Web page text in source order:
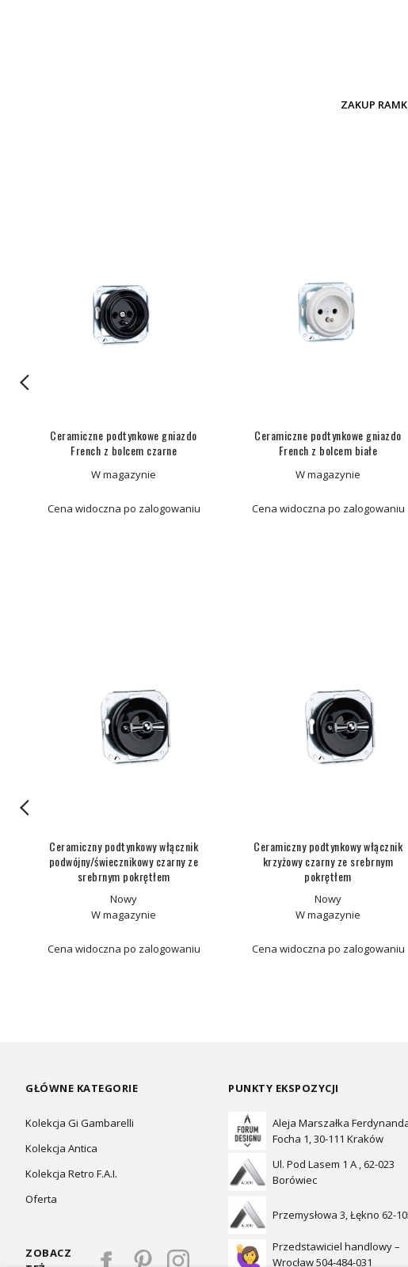
ZAKUP
Ceramiczne podtynkowe gniazdo
French z bolcem czarne
W magazynie
Cena widoczna po zalogowaniu
Ceramiczne podtynkowe gniazdo
French z bolcem białe
W magazynie
Cena widoczna po zalogowaniu
Ceramiczny podtynkowy włącznik
podwójny/świecznikowy czarny ze
srebrnym pokrętłem
Nowy
W magazynie
Cena widoczna po zalogowaniu
Ceramiczny podtynkowy włącznik
krzyżowy czarny ze srebrnym
pokrętłem
Nowy
W magazynie
Cena widoczna po zalogowaniu
GŁÓWNE KATEGORIE
Kolekcja Gi Gambarelli
Kolekcja Antica
Kolekcja Retro F.A.I.
Oferta
ZOBACZ
PUNKTY EKSPOZYCJI
Aleja Marszałka
Focha 1, 30-111 Kraków
Ul. Pod Lasem 1 A , 62-023
Borówiec
Przemysłowa 3, Łękno 62-
Przedstawiciel handlowy –
Wrocław 504-484-031